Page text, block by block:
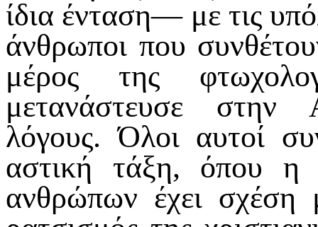
ίδια ένταση— με τις
άνθρωποι που
μέρος της
μετανάστευσε στην
λόγους. Όλοι αυτοί
αστική τάξη, όπου η
ανθρώπων έχει